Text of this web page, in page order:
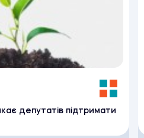
депутатів підтримати